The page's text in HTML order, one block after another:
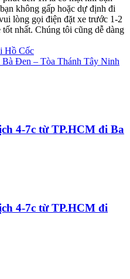
không gấp hoặc dự định đi
lòng gọi điện đặt xe trước 1-2
nhất. Chúng tôi cũng dễ dàng
Hồ Cốc
Đen – Tòa Thánh Tây Ninh
4-7c từ TP.HCM đi Ba
4-7c từ TP.HCM đi